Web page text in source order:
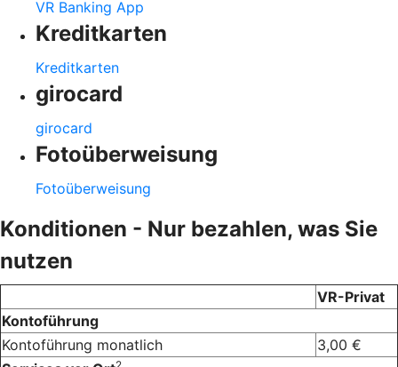
VR Banking App
Kreditkarten
Kreditkarten
girocard
girocard
Fotoüberweisung
Fotoüberweisung
Konditionen - Nur bezahlen, was Sie
nutzen
VR-Privat
Kontoführung
Kontoführung monatlich
3,00 €